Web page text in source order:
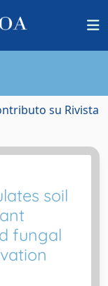
su Rivista
soil
fungal